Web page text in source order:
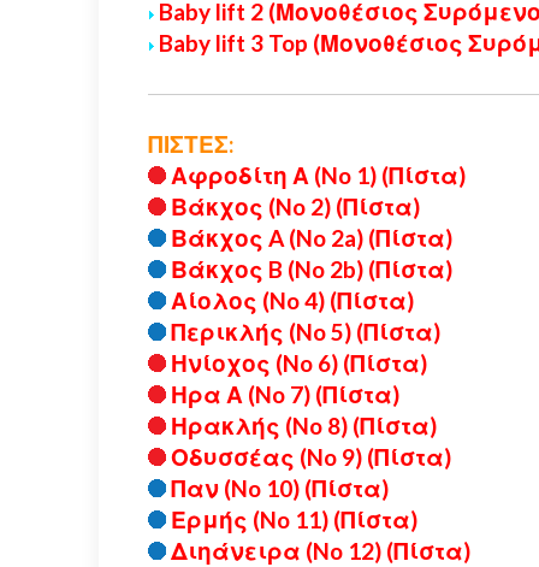
Baby lift 2 (Μονοθέσιος
Baby lift 3 Top (Μονοθέσιος
ΠΙΣΤΕΣ:
Αφροδίτη Α (No 1) (Πίστα)
Βάκχος (No 2) (Πίστα)
Βάκχος A (No 2a) (Πίστα)
Βάκχος B (No 2b) (Πίστα)
Αίολος (No 4) (Πίστα)
Περικλής (No 5) (Πίστα)
Ηνίοχος (No 6) (Πίστα)
Ηρα Α (No 7) (Πίστα)
Ηρακλής (No 8) (Πίστα)
Οδυσσέας (No 9) (Πίστα)
Παν (No 10) (Πίστα)
Ερμής (No 11) (Πίστα)
Διηάνειρα (No 12) (Πίστα)